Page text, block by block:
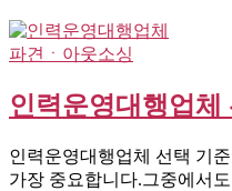
파견ㆍ아웃소싱
인력운영대행업체
인력운영대행업체 선택 기
가장 중요합니다.그중에서